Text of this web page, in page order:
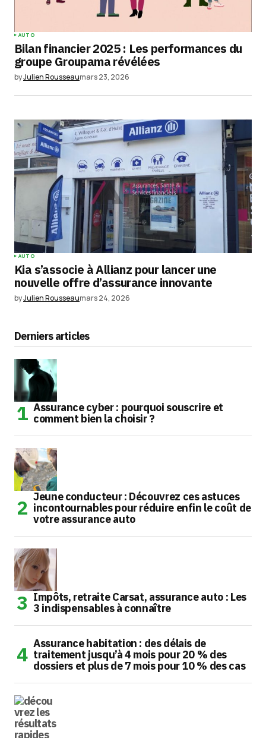
AUTO
Bilan financier 2025 : Les performances du
groupe Groupama révélées
byJulien Rousseaumars 23, 2026
AUTO
Kia s’associe à Allianz pour lancer une
nouvelle offre d’assurance innovante
byJulien Rousseaumars 24, 2026
Derniers articles
Assurance cyber : pourquoi souscrire et
comment bien la choisir ?
Jeune conducteur : Découvrez ces astuces
incontournables pour réduire enfin le coût de
votre assurance auto
Impôts, retraite Carsat, assurance auto : Les
3 indispensables à connaître
Assurance habitation : des délais de
traitement jusqu’à 4 mois pour 20 % des
dossiers et plus de 7 mois pour 10 % des cas